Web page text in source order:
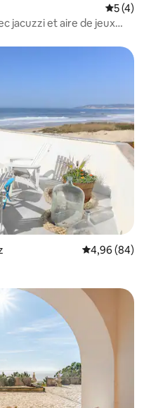
5 (4)
jacuzzi et aire de jeux
Évaluation
4,96 (84)